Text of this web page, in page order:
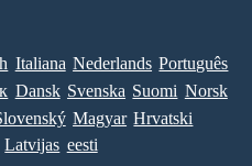
Italiana Nederlands Português
Dansk Svenska Suomi Norsk
Magyar Hrvatski
Latvijas eesti